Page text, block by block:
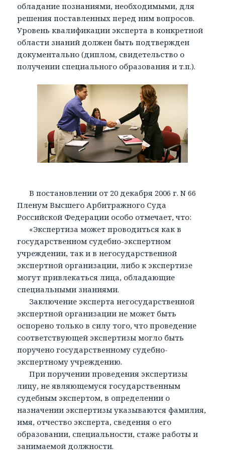
обладание познаниями, необходимыми, для
решения поставленных перед ним вопросов.
Уровень квалификации эксперта в конкретной
области знаний должен быть подтвержден
документально (диплом, свидетельство о
получении специального образования и т.п.).
В постановлении от 20 декабря 2006 г. N 66
Пленум Высшего Арбитражного Суда
Российской Федерации особо отмечает, что:
«Экспертиза может проводиться как в
государственном судебно-экспертном
учреждении, так и в негосударственной
экспертной организации, либо к экспертизе
могут привлекаться лица, обладающие
специальными знаниями.
Заключение эксперта негосударственной
экспертной организации не может быть
оспорено только в силу того, что проведение
соответствующей экспертизы могло быть
поручено государственному судебно-
экспертному учреждению.
При поручении проведения экспертизы
лицу, не являющемуся государственным
судебным экспертом, в определении о
назначении экспертизы указываются фамилия,
имя, отчество эксперта, сведения о его
образовании, специальности, стаже работы и
занимаемой должности.